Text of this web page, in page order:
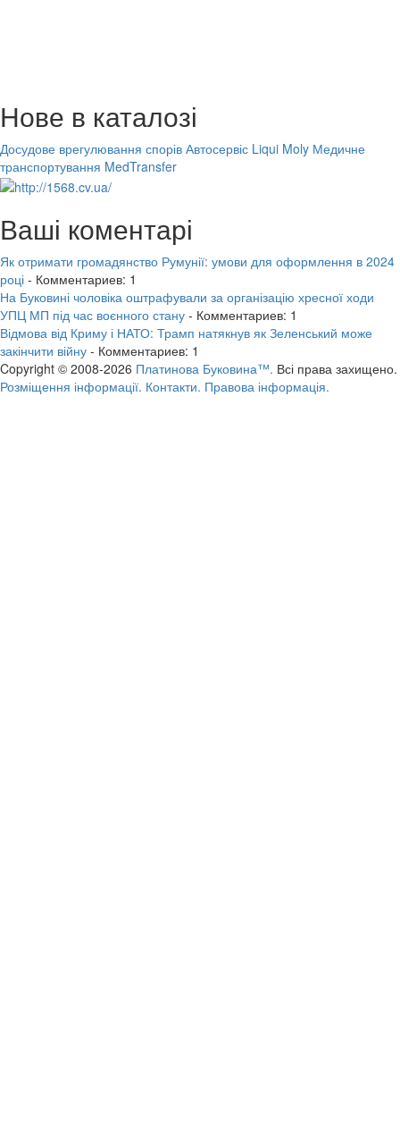
Нове в каталозі
Досудове врегулювання спорів Автосервіс Liqui Moly Медичне
транспортування MedTransfer
Ваші коментарі
Як отримати громадянство Румунії: умови для оформлення в 2024
році - Комментариев: 1
На Буковині чоловіка оштрафували за організацію хресної ходи
УПЦ МП під час воєнного стану - Комментариев: 1
Відмова від Криму і НАТО: Трамп натякнув як Зеленський може
закінчити війну - Комментариев: 1
Copyright © 2008-2026 Платинова Буковина™. Всі права захищено.
Розміщення інформації. Контакти. Правова інформація.